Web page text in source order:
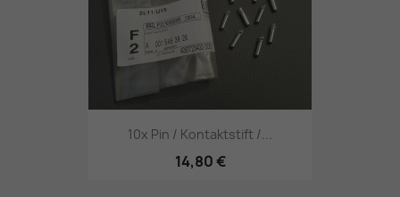
10x Pin / Kontaktstift /...
14,80 €